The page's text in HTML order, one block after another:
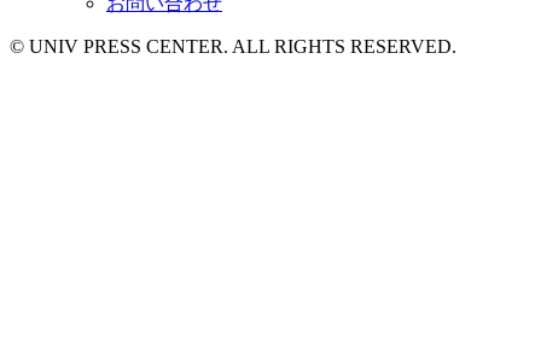
© UNIV PRESS CENTER. ALL RIGHTS RESERVED.